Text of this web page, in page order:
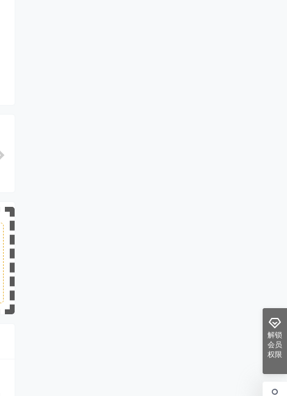
解锁
会员
权限